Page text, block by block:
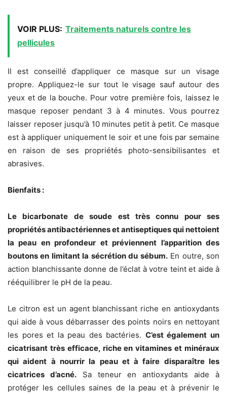
VOIR PLUS: Traitements naturels contre les
pellicules
Il est conseillé d’appliquer ce masque sur un visage
propre. Appliquez-le sur tout le visage sauf autour des
yeux et de la bouche. Pour votre première fois, laissez le
masque reposer pendant 3 à 4 minutes. Vous pourrez
laisser reposer jusqu’à 10 minutes petit à petit. Ce masque
est à appliquer uniquement le soir et une fois par semaine
en raison de ses propriétés photo-sensibilisantes et
abrasives.
Bienfaits :
Le bicarbonate de soude est très connu pour ses
propriétés antibactériennes et antiseptiques qui nettoient
la peau en profondeur et préviennent l’apparition des
boutons en limitant la sécrétion du sébum.En outre, son
action blanchissante donne de l’éclat à votre teint et aide à
rééquilibrer le pH de la peau.
Le citron est un agent blanchissant riche en antioxydants
qui aide à vous débarrasser des points noirs en nettoyant
les pores et la peau des bactéries. C’est également un
cicatrisant très efficace, riche en vitamines et minéraux
qui aident à nourrir la peau et à faire disparaître les
cicatrices d’acné.Sa teneur en antioxydants aide à
protéger les cellules saines de la peau et à prévenir le